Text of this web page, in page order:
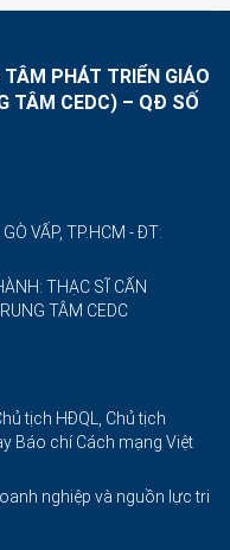
PHÁT TRIỂN GIÁO
TÂM CEDC) – QĐ SỐ
VẤP, TP.HCM - ĐT:
THẠC SĨ CẤN
TÂM CEDC
tịch HĐQL, Chủ tịch
Báo chí Cách mạng Việt
nghiệp và nguồn lực tri